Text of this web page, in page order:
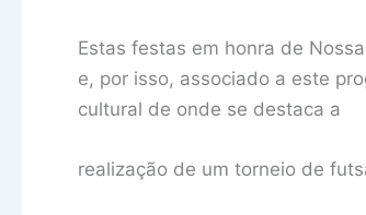
Estas festas em honra de
e, por isso, associado a este
cultural de onde se destaca a
realização de um torneio de